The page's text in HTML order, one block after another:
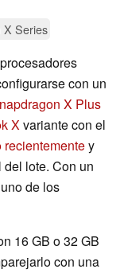
X Series
con un
X Plus
Xvariante con el
y
lote. Con un
de los
16 GB o 32 GB
con una